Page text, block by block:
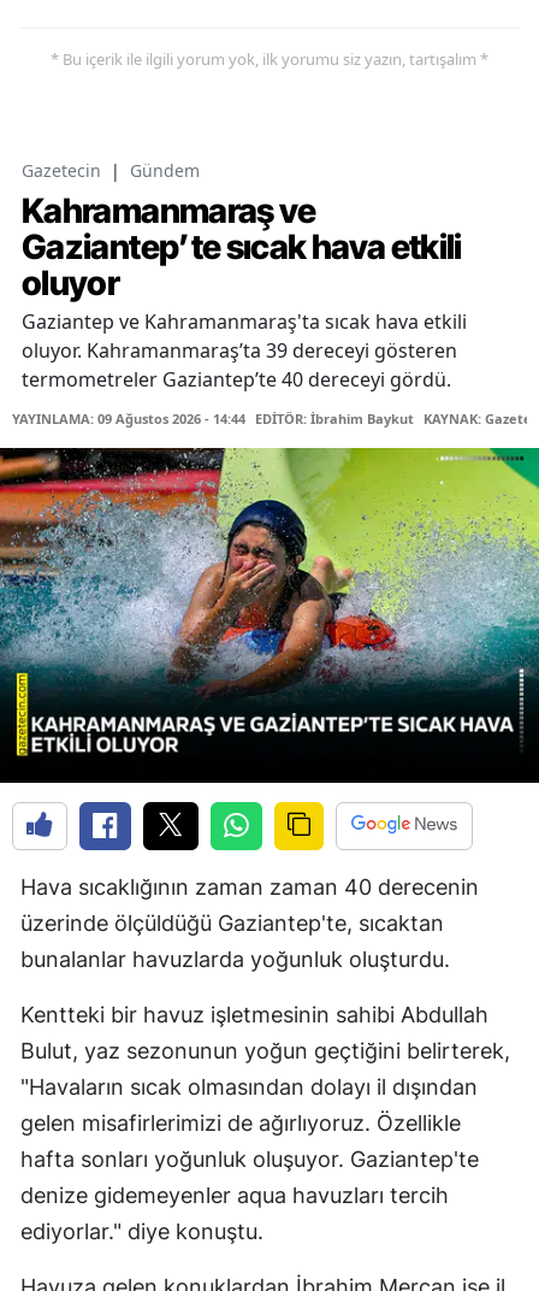
* Bu içerik ile ilgili yorum yok, ilk yorumu siz yazın, tartışalım *
Gazetecin | Gündem
Kahramanmaraş ve
Gaziantep’te sıcak hava etkili
oluyor
Gaziantep ve Kahramanmaraş'ta sıcak hava etkili
oluyor. Kahramanmaraş’ta 39 dereceyi gösteren
termometreler Gaziantep’te 40 dereceyi gördü.
YAYINLAMA: 09 Ağustos 2026 - 14:44 EDİTÖR: İbrahim Baykut KAYNAK:
Hava sıcaklığının zaman zaman 40 derecenin
üzerinde ölçüldüğü Gaziantep'te, sıcaktan
bunalanlar havuzlarda yoğunluk oluşturdu.
Kentteki bir havuz işletmesinin sahibi Abdullah
Bulut, yaz sezonunun yoğun geçtiğini belirterek,
"Havaların sıcak olmasından dolayı il dışından
gelen misafirlerimizi de ağırlıyoruz. Özellikle
hafta sonları yoğunluk oluşuyor. Gaziantep'te
denize gidemeyenler aqua havuzları tercih
ediyorlar." diye konuştu.